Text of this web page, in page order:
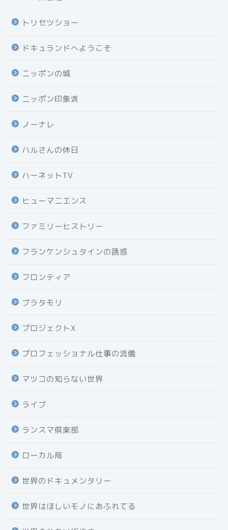
トリセツショー
ドキュランドへようこそ
ニッポンの城
ニッポン印象派
ノーナレ
ハルさんの休日
ハーネットTV
ヒューマニエンス
ファミリーヒストリー
フランケンシュタインの誘惑
フロンティア
ブラタモリ
プロジェクトX
プロフェッショナル仕事の流儀
マツコの知らない世界
ライブ
ランスマ倶楽部
ローカル局
世界のドキュメンタリー
世界はほしいモノにあふれてる